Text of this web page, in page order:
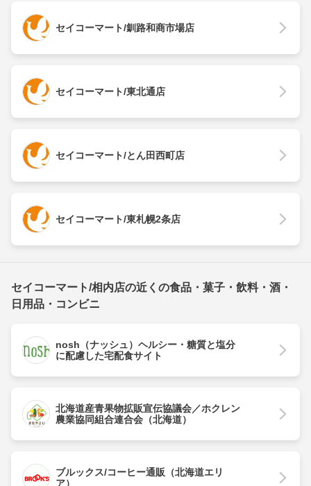
セイコーマート/釧路和商市場店
セイコーマート/東北通店
セイコーマート/とん田西町店
セイコーマート/東札幌2条店
セイコーマート/相内店の近くの食品・菓子・飲料・酒・
日用品・コンビニ
nosh（ナッシュ）ヘルシー・糖質と塩分
に配慮した宅配食サイト
北海道産青果物拡販宣伝協議会／ホクレン
農業協同組合連合会（北海道）
ブルックス/コーヒー通販（北海道エリ
ア）